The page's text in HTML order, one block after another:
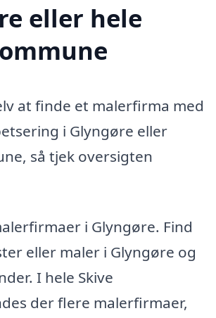
eller hele
at finde et malerfirma med
i Glyngøre eller
så tjek oversigten
i Glyngøre. Find
eller maler i Glyngøre og
I hele Skive
der flere malerfirmaer,